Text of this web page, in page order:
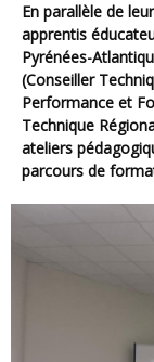
En parallèle de leur formation BEF « traditionnelle », six
apprentis
Pyrénées-
(Conseiller
Performance et
Technique
ateliers
parcours de